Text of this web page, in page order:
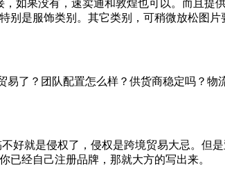
如果没有，速卖通和敦煌也可以。而且提
是服饰类别。其它类别，可稍微放松图
了？团队配置怎么样？供货商稳定吗？物
好就是侵权了，侵权是跨境贸易大忌。但
经自己注册品牌，那就大方的写出来。